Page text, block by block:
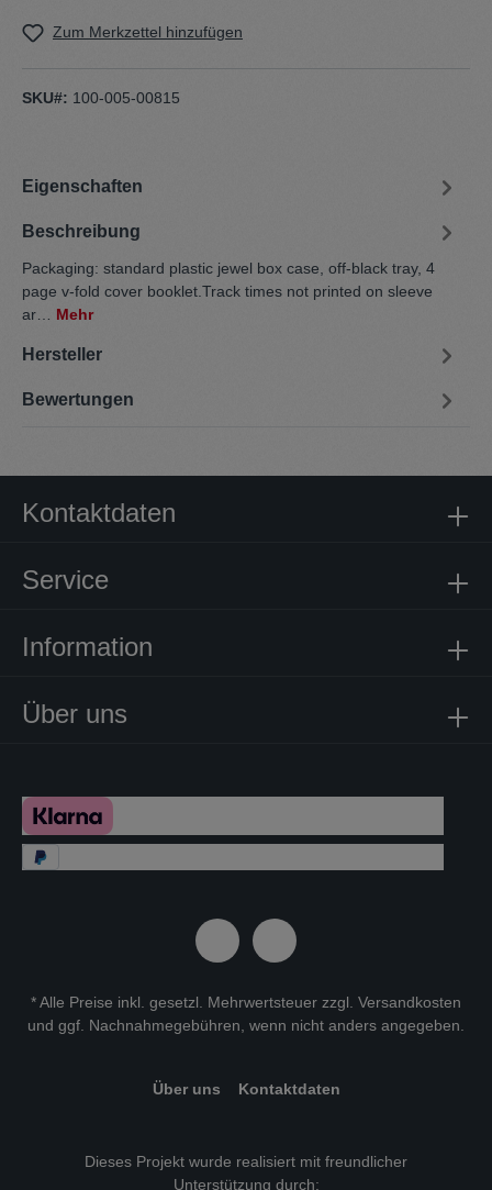
Zum Merkzettel hinzufügen
SKU#: 100-005-00815
Eigenschaften
Beschreibung
Packaging: standard plastic jewel box case, off-black tray, 4
page v-fold cover booklet.Track times not printed on sleeve
ar… Mehr
Hersteller
Bewertungen
Über uns
Kontaktdaten
Service
Information
* Alle Preise inkl. gesetzl. Mehrwertsteuer zzgl. Versandkosten
und ggf. Nachnahmegebühren, wenn nicht anders angegeben.
Über uns Kontaktdaten
Dieses Projekt wurde realisiert mit freundlicher
Unterstützung durch: